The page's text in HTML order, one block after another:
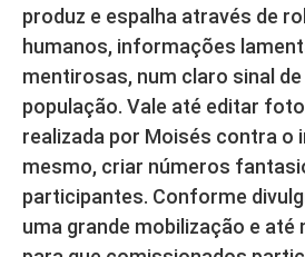
produz e espalha através de
humanos, informações
mentirosas, num claro sinal
população. Vale até editar
realizada por Moisés contra o
mesmo, criar números
participantes. Conforme
uma grande mobilização e até